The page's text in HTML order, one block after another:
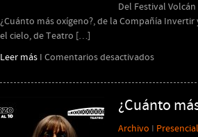
Del Festival
¿Cuánto más oxígeno?, de la Compañía
el cielo, de Teatro […]
Leer más I Comentarios desactivadosen
los
el
¿Cuánto
Archivo I Presencial